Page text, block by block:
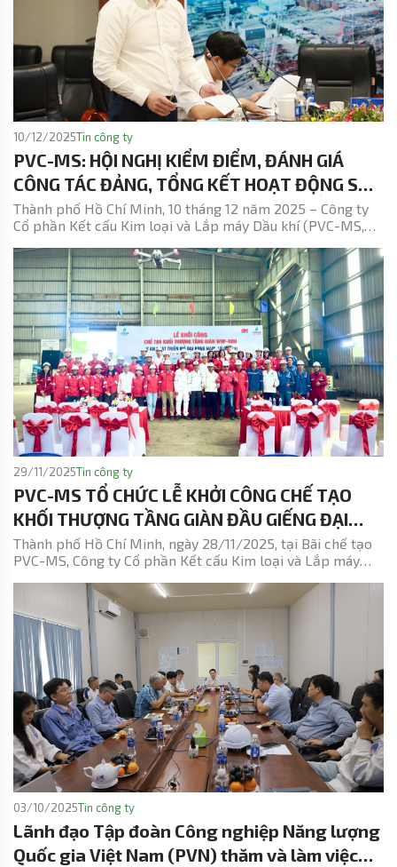
an ninh toàn diện và cam kết vận hành an toàn của doanh
10/12/2025Tin công ty
PVC-MS: HỘI NGHỊ KIỂM ĐIỂM, ĐÁNH GIÁ
CÔNG TÁC ĐẢNG, TỔNG KẾT HOẠT ĐỘNG SẢN
XUẤT KINH DOANH NĂM 2025 VÀ TRIỂN KHAI
KẾ HOẠCH NĂM 2026
Thành phố Hồ Chí Minh, 10 tháng 12 năm 2025 – Công ty
Cổ phần Kết cấu Kim loại và Lắp máy Dầu khí (PVC-MS,
số ấn tượng, đánh dấu sự phục hồi mạnh mẽ và khẳng
định năng lực vượt trội trong lĩnh vực xây lắp công trình
dầu khí và năng lượng.
29/11/2025Tin công ty
PVC-MS TỔ CHỨC LỄ KHỞI CÔNG CHẾ TẠO
KHỐI THƯỢNG TẦNG GIÀN ĐẦU GIẾNG ĐẠI
HÙNG NAM
Thành phố Hồ Chí Minh, ngày 28/11/2025, tại Bãi chế tạo
PVC-MS, Công ty Cổ phần Kết cấu Kim loại và Lắp máy
Việt - Nga Vietsovpetro tổ chức Lễ khởi công (First Cut)
hạng mục Chế tạo Khối thượng tầng (Topside) Giàn đầu
giếng Đại Hùng Nam (WHP-ĐHN) dự án phát triển mỏ Đại
Hùng Nam lô 05-1(a).
03/10/2025Tin công ty
Lãnh đạo Tập đoàn Công nghiệp Năng lượng
Quốc gia Việt Nam (PVN) thăm và làm việc